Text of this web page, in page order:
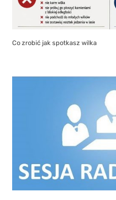
Co zrobić jak spotkasz wilka